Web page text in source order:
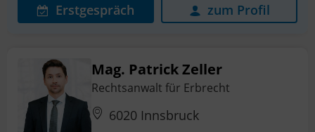
Erstgespräch zum Profil
Mag. Patrick Zeller
Rechtsanwalt für Erbrecht
6020 Innsbruck